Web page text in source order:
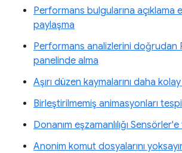
Performans bulgularına açıklama
paylaşma
Performans analizlerini doğrudan
panelinde alma
Aşırı düzen kaymalarını daha
Birleştirilmemiş animasyonları
Donanım eşzamanlılığı Sensörler'e
Anonim komut dosyalarını